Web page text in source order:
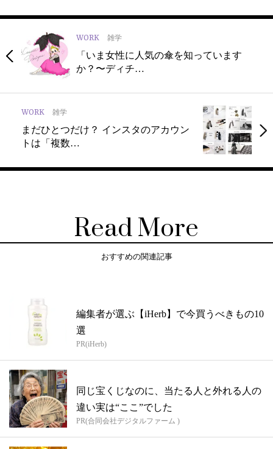
WORK 雑学
「いま女性に人気の傘を知っています
か？〜ディチ…
WORK 雑学
まだひとつだけ？ インスタのアカウン
トは「複数…
Read More
おすすめの関連記事
編集者が選ぶ【iHerb】で今買うべきもの10
選
PR(iHerb)
同じ宝くじなのに、当たる人と外れる人の
違い実は“ここ”でした
PR(合同会社デジタルファーム )